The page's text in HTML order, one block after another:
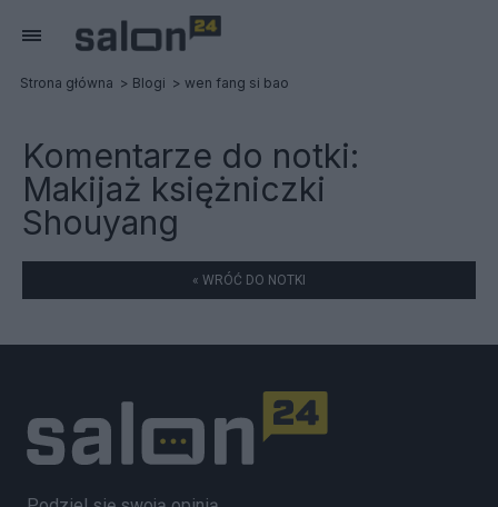
Strona główna Blogi wen fang si bao
Komentarze do notki:
Makijaż księżniczki
Shouyang
« WRÓĆ DO NOTKI